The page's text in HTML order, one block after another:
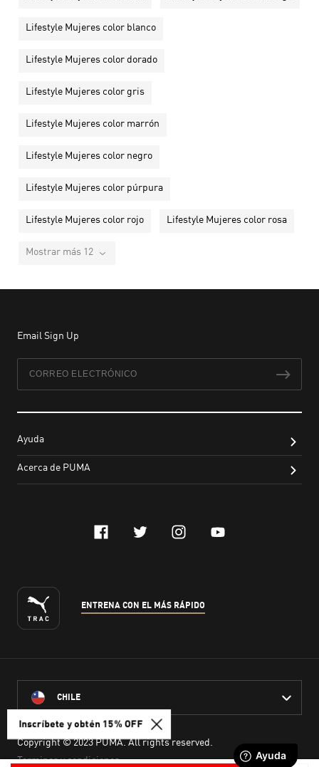
Lifestyle Mujeres color blanco
Lifestyle Mujeres color dorado
Lifestyle Mujeres color gris
Lifestyle Mujeres color marrón
Lifestyle Mujeres color negro
Lifestyle Mujeres color púrpura
Lifestyle Mujeres color rojo Lifestyle Mujeres color rosa
Mostrar más 12
Inscríbete y obtén 15% OFF